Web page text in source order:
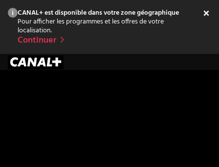
CANAL+ est disponible dans votre zone géographique
Pour afficher les programmes et les offres de votre
localisation.
Continuer